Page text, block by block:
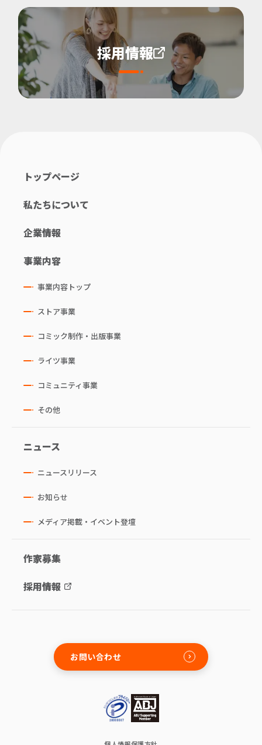
採用情報
トップページ
私たちについて
企業情報
事業内容
事業内容トップ
ストア事業
コミック制作・出版事業
ライツ事業
コミュニティ事業
その他
ニュース
ニュースリリース
お知らせ
メディア掲載・イベント登壇
作家募集
採用情報
お問い合わせ